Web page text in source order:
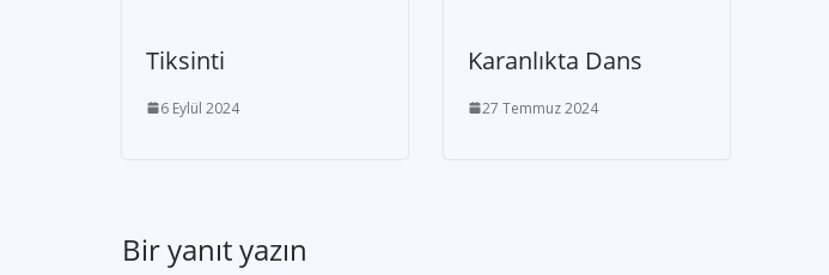
Tiksinti
6 Eylül 2024
Karanlıkta Dans
27 Temmuz 2024
Bir yanıt yazın